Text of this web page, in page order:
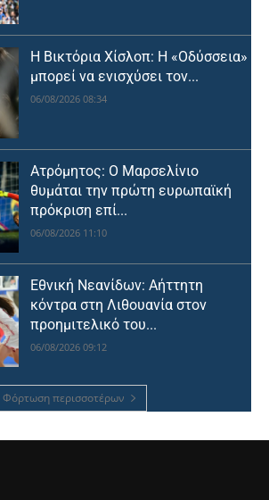
Η Βικτόρια Χίσλοπ: Η «Οδύσσεια»
μπορεί να ενισχύσει τον...
06/08/2026 08:34
Ατρόμητος: Ο Μαρσελίνιο
θυμάται την πρώτη ευρωπαϊκή
πρόκριση επί...
06/08/2026 11:10
Εθνική Νεανίδων: Αήττητη
κόντρα στη Λιθουανία στον
προημιτελικό του...
06/08/2026 09:12
Φόρτωση περισσοτέρων